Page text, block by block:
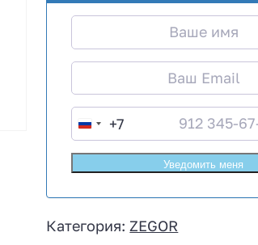
R
u
s
s
i
+7
Категория: ZEGOR